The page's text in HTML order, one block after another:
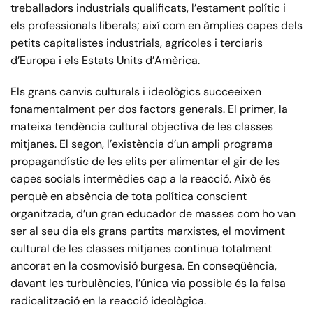
treballadors industrials qualificats, l’estament polític i
els professionals liberals; així com en àmplies capes dels
petits capitalistes industrials, agrícoles i terciaris
d’Europa i els Estats Units d’Amèrica.
Els grans canvis culturals i ideològics succeeixen
fonamentalment per dos factors generals. El primer, la
mateixa tendència cultural objectiva de les classes
mitjanes. El segon, l’existència d’un ampli programa
propagandístic de les elits per alimentar el gir de les
capes socials intermèdies cap a la reacció. Això és
perquè en absència de tota política conscient
organitzada, d’un gran educador de masses com ho van
ser al seu dia els grans partits marxistes, el moviment
cultural de les classes mitjanes continua totalment
ancorat en la cosmovisió burgesa. En conseqüència,
davant les turbulències, l’única via possible és la falsa
radicalització en la reacció ideològica.